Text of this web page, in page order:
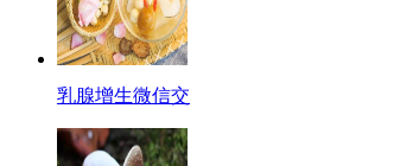
乳腺增生微信交